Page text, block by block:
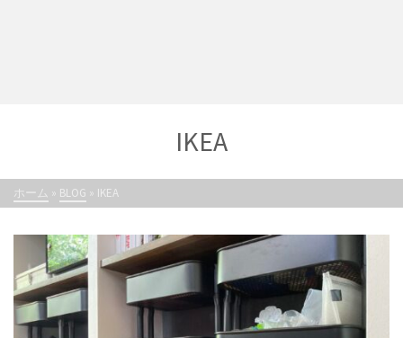
IKEA
ホーム » BLOG » IKEA